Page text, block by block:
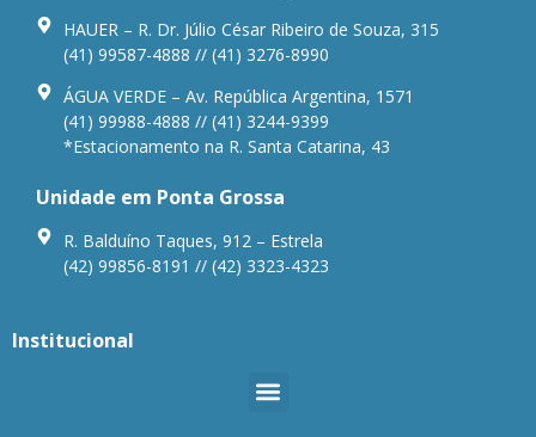
HAUER – R. Dr. Júlio César Ribeiro de Souza, 315
(41) 99587-4888 // (41) 3276-8990
ÁGUA VERDE – Av. República Argentina, 1571
(41) 99988-4888 // (41) 3244-9399
*Estacionamento na R. Santa Catarina, 43
Unidade em Ponta Grossa
R. Balduíno Taques, 912 – Estrela
(42) 99856-8191 // (42) 3323-4323
Institucional